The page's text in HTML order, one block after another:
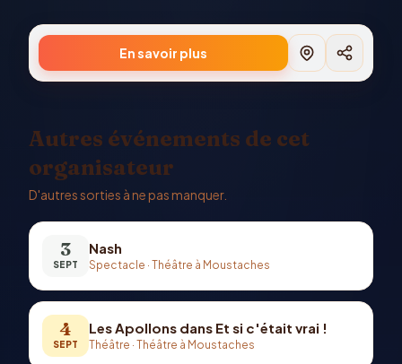
En savoir plus
Autres événements de cet
organisateur
D'autres sorties à ne pas manquer.
3
SEPT
Nash
Spectacle · Théâtre à Moustaches
4
SEPT
Les Apollons dans Et si c'était vrai !
Théâtre · Théâtre à Moustaches